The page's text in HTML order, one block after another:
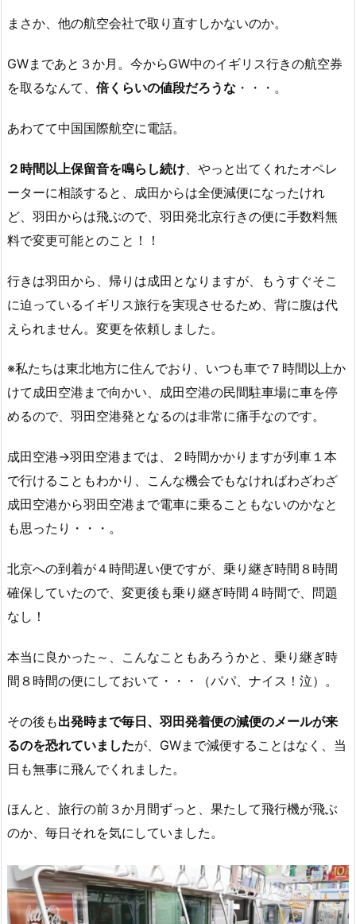
まさか、他の航空会社で取り直すしかないのか。
GWまであと３か月。今からGW中のイギリス行きの航空券
を取るなんて、 倍くらいの値段だろうな ・・・。
あわてて中国国際航空に電話。
２時間以上保留音を鳴らし続け 、やっと出てくれたオペレ
ーターに相談すると、成田からは全便減便になったけれ
ど、羽田からは飛ぶので、羽田発北京行きの便に手数料無
料で変更可能とのこと！！
行きは羽田から、帰りは成田となりますが、もうすぐそこ
に迫っているイギリス旅行を実現させるため、背に腹は代
えられません。変更を依頼しました。
※私たちは東北地方に住んでおり、いつも車で７時間以上か
けて成田空港まで向かい、成田空港の民間駐車場に車を停
めるので、羽田空港発となるのは非常に痛手なのです。
成田空港→羽田空港までは、２時間かかりますが列車１本
で行けることもわかり、こんな機会でもなければわざわざ
成田空港から羽田空港まで電車に乗ることもないのかなと
も思ったり・・・。
北京への到着が４時間遅い便ですが、乗り継ぎ時間８時間
確保していたので、変更後も乗り継ぎ時間４時間で、問題
なし！
本当に良かった～、こんなこともあろうかと、乗り継ぎ時
間８時間の便にしておいて・・・（パパ、ナイス！泣）。
その後も出発時まで毎日、羽田発着便の減便のメールが来
るのを恐れていましたが、GWまで減便することはなく、当
日も無事に飛んでくれました。
ほんと、旅行の前３か月間ずっと、果たして飛行機が飛ぶ
のか、毎日それを気にしていました。